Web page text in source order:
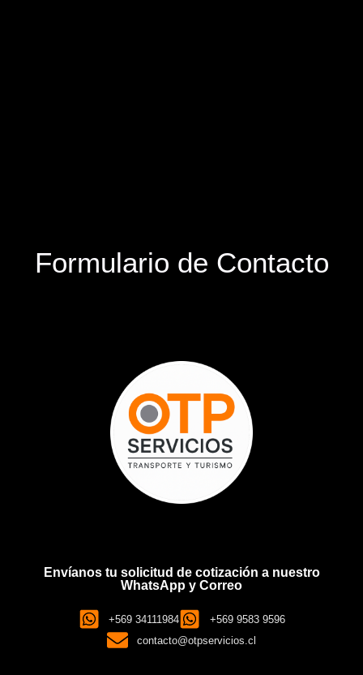
Formulario de Contacto
Envíanos tu solicitud de cotización a nuestro
WhatsApp y Correo
+569 34111984
+569 9583 9596
contacto@otpservicios.cl